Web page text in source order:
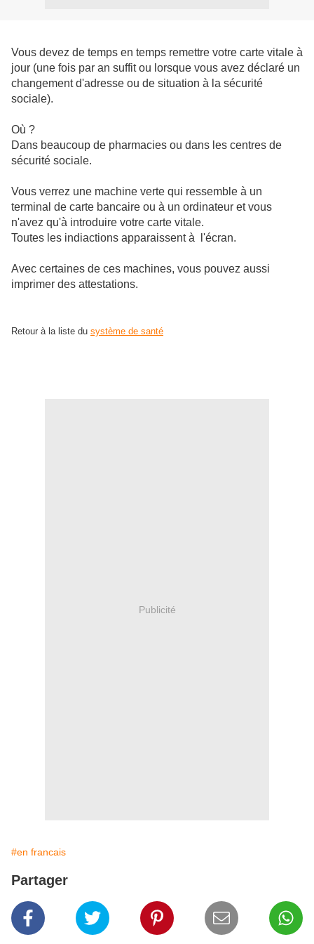
Vous devez de temps en temps remettre votre carte vitale à
jour (une fois par an suffit ou lorsque vous avez déclaré un
changement d'adresse ou de situation à la sécurité
sociale).
Où ?
Dans beaucoup de pharmacies ou dans les centres de
sécurité sociale.
Vous verrez une machine verte qui ressemble à un
terminal de carte bancaire ou à un ordinateur et vous
n'avez qu'à introduire votre carte vitale.
Toutes les indiactions apparaissent à l'écran.
Avec certaines de ces machines, vous pouvez aussi
imprimer des attestations.
Retour à la liste du système de santé
Publicité
#en francais
Partager